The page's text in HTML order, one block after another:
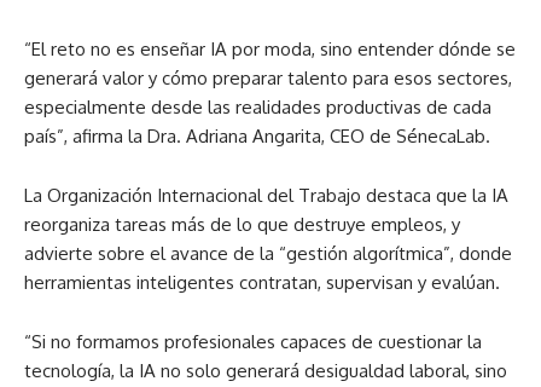
“El reto no es enseñar IA por moda, sino entender dónde se
generará valor y cómo preparar talento para esos sectores,
especialmente desde las realidades productivas de cada
país”, afirma la Dra. Adriana Angarita, CEO de SénecaLab.
La Organización Internacional del Trabajo destaca que la IA
reorganiza tareas más de lo que destruye empleos, y
advierte sobre el avance de la “gestión algorítmica”, donde
herramientas inteligentes contratan, supervisan y evalúan.
“Si no formamos profesionales capaces de cuestionar la
tecnología, la IA no solo generará desigualdad laboral, sino